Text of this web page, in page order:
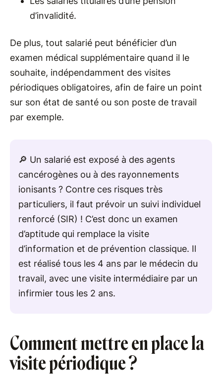
d’invalidité.
De plus, tout salarié peut bénéficier d’un
examen médical supplémentaire quand il le
souhaite, indépendamment des visites
périodiques obligatoires, afin de faire un point
sur son état de santé ou son poste de travail
par exemple.
🔎 Un salarié est exposé à des agents
cancérogènes ou à des rayonnements
ionisants ? Contre ces risques très
particuliers, il faut prévoir un suivi individuel
renforcé (SIR) ! C’est donc un examen
d’aptitude qui remplace la visite
d’information et de prévention classique. Il
est réalisé tous les 4 ans par le médecin du
travail, avec une visite intermédiaire par un
infirmier tous les 2 ans.
Comment mettre en place la
visite périodique ?